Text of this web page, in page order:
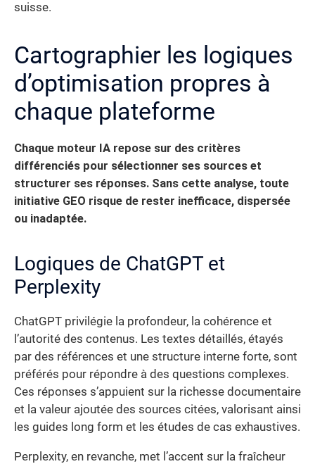
suisse.
Cartographier les logiques
d’optimisation propres à
chaque plateforme
Chaque moteur IA repose sur des critères
différenciés pour sélectionner ses sources et
structurer ses réponses. Sans cette analyse, toute
initiative GEO risque de rester inefficace, dispersée
ou inadaptée.
Logiques de ChatGPT et
Perplexity
ChatGPT privilégie la profondeur, la cohérence et
l’autorité des contenus. Les textes détaillés, étayés
par des références et une structure interne forte, sont
préférés pour répondre à des questions complexes.
Ces réponses s’appuient sur la richesse documentaire
et la valeur ajoutée des sources citées, valorisant ainsi
les guides long form et les études de cas exhaustives.
Perplexity, en revanche, met l’accent sur la fraîcheur